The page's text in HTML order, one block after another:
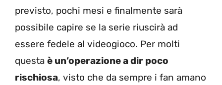
previsto, pochi mesi e finalmente sarà
possibile capire se la serie riuscirà ad
essere fedele al videogioco. Per molti
questa è un’operazione a dir poco
rischiosa, visto che da sempre i fan amano